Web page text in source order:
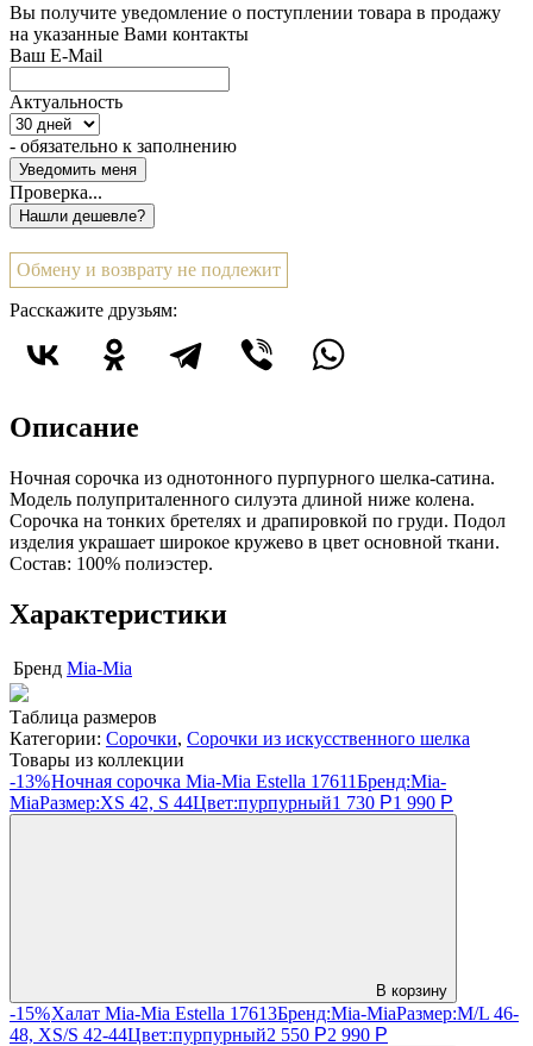
Вы получите уведомление о поступлении товара в продажу
на указанные Вами контакты
Ваш E-Mail
Актуальность
- обязательно к заполнению
Проверка...
Обмену и возврату не подлежит
Расскажите друзьям:
Описание
Ночная сорочка из однотонного пурпурного шелка-сатина.
Модель полуприталенного силуэта длиной ниже колена.
Сорочка на тонких бретелях и драпировкой по груди. Подол
изделия украшает широкое кружево в цвет основной ткани.
Состав: 100% полиэстер.
Характеристики
Бренд Mia-Mia
Таблица размеров
Категории: Сорочки, Сорочки из искусственного шелка
Товары из коллекции
-13%Ночная сорочка Mia-Mia Estella 17611Бренд:Mia-
MiaРазмер:XS 42, S 44Цвет:пурпурный1 730 Р1 990 Р
В корзину
-15%Халат Mia-Mia Estella 17613Бренд:Mia-MiaРазмер:M/L 46-
48, XS/S 42-44Цвет:пурпурный2 550 Р2 990 Р